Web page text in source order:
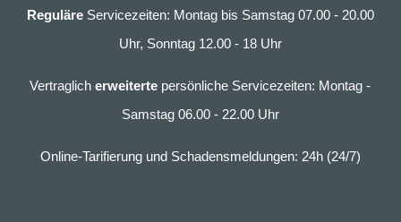
ReguläreServicezeiten: Montag bis Samstag 07.00 - 20.00
Uhr, Sonntag 12.00 - 18 Uhr
Vertraglicherweiterte persönliche Servicezeiten: Montag -
Samstag 06.00 - 22.00 Uhr
Online-Tarifierung und Schadensmeldungen: 24h (24/7)